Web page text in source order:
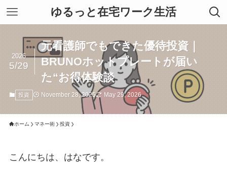
ゆるっと在宅ワーク生活
元看護師でもできた優待投資｜
BRUNOホットプレートが届い
た“お得体験談
2026
5/29
投資 November 28, 2025 May 29, 2026
ホーム マネー術 投資
こんにちは、はなです。